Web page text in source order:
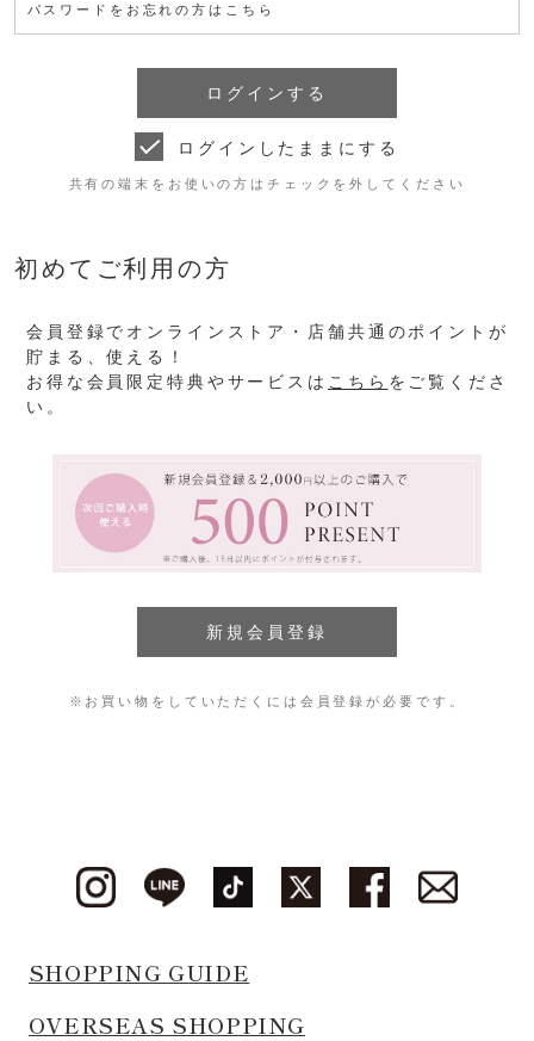
パスワードをお忘れの方はこちら
ログインしたままにする
共有の端末をお使いの方はチェックを外してください
初めてご利用の方
会員登録でオンラインストア・店舗共通のポイントが
貯まる、使える！
お得な会員限定特典やサービスは こちら をご覧くださ
い。
※お買い物をしていただくには会員登録が必要です。
SHOPPING GUIDE
OVERSEAS SHOPPING